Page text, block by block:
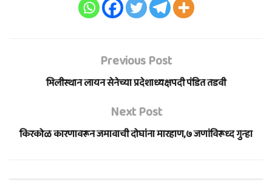
Previous Post
भिलीस्थान लायन सेनेच्या प्रदेशाध्यक्षपदी पंडित तडवी
Next Post
किरकोळ कारणावरून जमावाची दोघांना मारहाण,७ जणांविरूध्द गुन्हा